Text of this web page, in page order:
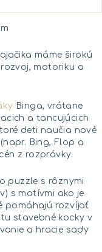
máme širokú
motoriku a
Binga, vrátane
a tancujúcich
deti naučia nové
Bing, Flop a
z rozprávky.
puzzle s rôznymi
s motívmi ako je
pomáhajú rozvíjať
stavebné kocky v
a hracie sady